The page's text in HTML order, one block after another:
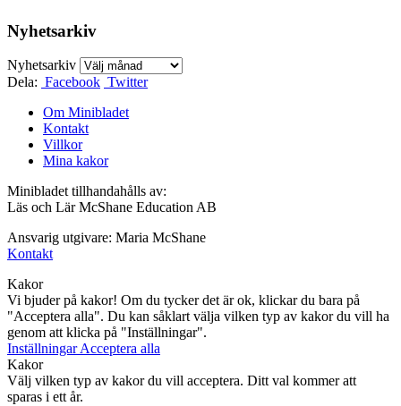
Nyhetsarkiv
Nyhetsarkiv
Dela: Facebook Twitter
Om Minibladet
Kontakt
Villkor
Mina kakor
Minibladet tillhandahålls av:
Läs och Lär McShane Education AB
Ansvarig utgivare: Maria McShane
Kontakt
Kakor
Vi bjuder på kakor! Om du tycker det är ok, klickar du bara på
"Acceptera alla". Du kan såklart välja vilken typ av kakor du vill ha
genom att klicka på "Inställningar".
InställningarAcceptera alla
Kakor
Välj vilken typ av kakor du vill acceptera. Ditt val kommer att
sparas i ett år.